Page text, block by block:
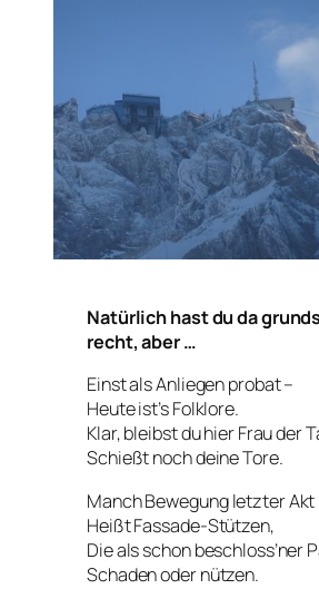
Natürlich hast du da
recht, aber …
Einst als Anliegen probat –
Heute ist’s Folklore.
Klar, bleibst du hier Frau der
Schießt noch deine Tore.
Manch Bewegung letzter Akt
Heißt Fassade-Stützen,
Die als schon beschloss’ner
Schaden oder nützen.